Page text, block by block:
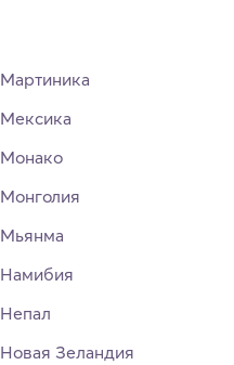
Мартиника
Мексика
Монако
Монголия
Мьянма
Намибия
Непал
Новая Зеландия